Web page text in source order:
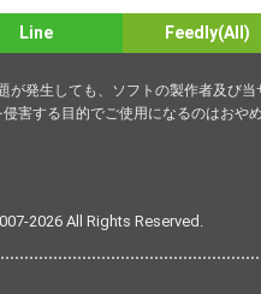
Line Feedly(All)
発生しても、ソフトの製作者及び
害する目的でご使用になるのはおや
2026 All Rights Reserved.